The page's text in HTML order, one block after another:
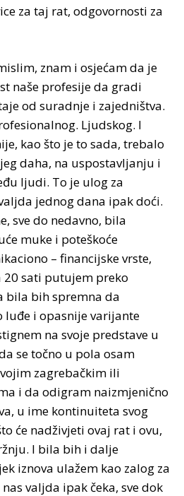
za taj rat, odgovornosti za
znam i osjećam da je
naše profesije da gradi
od suradnje i zajedništva.
Ljudskog. I
kao što je to sada, trebalo
daha, na uspostavljanju i
ljudi. To je ulog za
jednog dana ipak doći.
sve do nedavno, bila
muke i poteškoće
– financijske vrste,
sati putujem preko
bila bih spremna da
luđe i opasnije varijante
na svoje predstave u
se točno u pola osam
zagrebačkim ili
i da odigram naizmjenično
u ime kontinuiteta svog
će nadživjeti ovaj rat i ovu,
I bila bih i dalje
iznova ulažem kao zalog za
valjda ipak čeka, sve dok